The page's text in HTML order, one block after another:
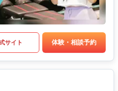
サイト 体験・相談予約